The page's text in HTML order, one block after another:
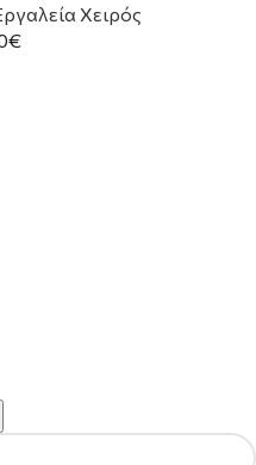
Χειρός
€